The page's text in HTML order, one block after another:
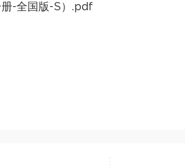
册-全国版-S）.pdf